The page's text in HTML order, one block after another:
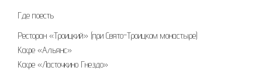
Где поесть
Ресторан «Троицкий» (при Свято-Троицком монастыре)
Кафе «Альянс»
Кафе «Ласточкино Гнездо»